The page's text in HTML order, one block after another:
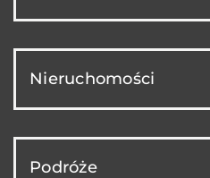
Nieruchomości
Podróże